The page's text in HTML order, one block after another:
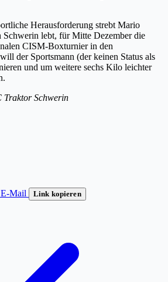
Herausforderung strebt Mario
Schwerin lebt, für Mitte Dezember die
CISM-Boxturnier in den
der Sportsmann (der keinen Status als
und um weitere sechs Kilo leichter
Traktor Schwerin
E-Mail Link kopieren